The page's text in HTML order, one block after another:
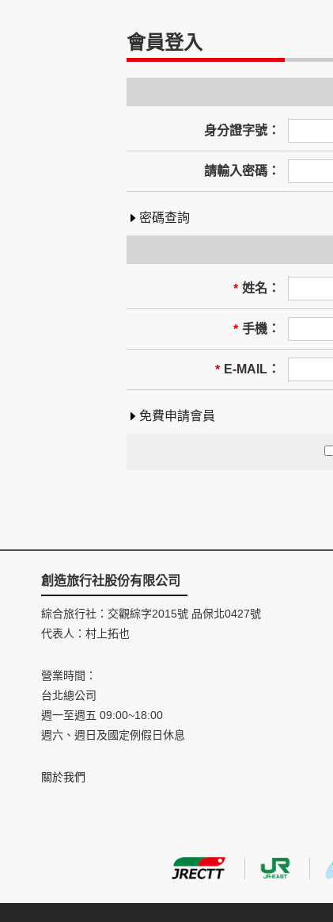
會員登入
身分證字號：
請輸入密碼：
密碼查詢
* 姓名：
* 手機：
* E-MAIL：
免費申請會員
創造旅行社股份有限公司
綜合旅行社：交觀綜字2015號 品保北0427號
代表人：村上拓也
營業時間：
台北總公司
週一至週五 09:00~18:00
週六、週日及國定例假日休息
關於我們